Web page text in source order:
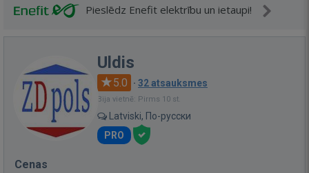
Pieslēdz Enefit elektrību un ietaupi!
Uldis
5.0 · 32 atsauksmes
Bija vietnē: Pirms 10 st.
Latviski, По-русски
PRO
Cenas